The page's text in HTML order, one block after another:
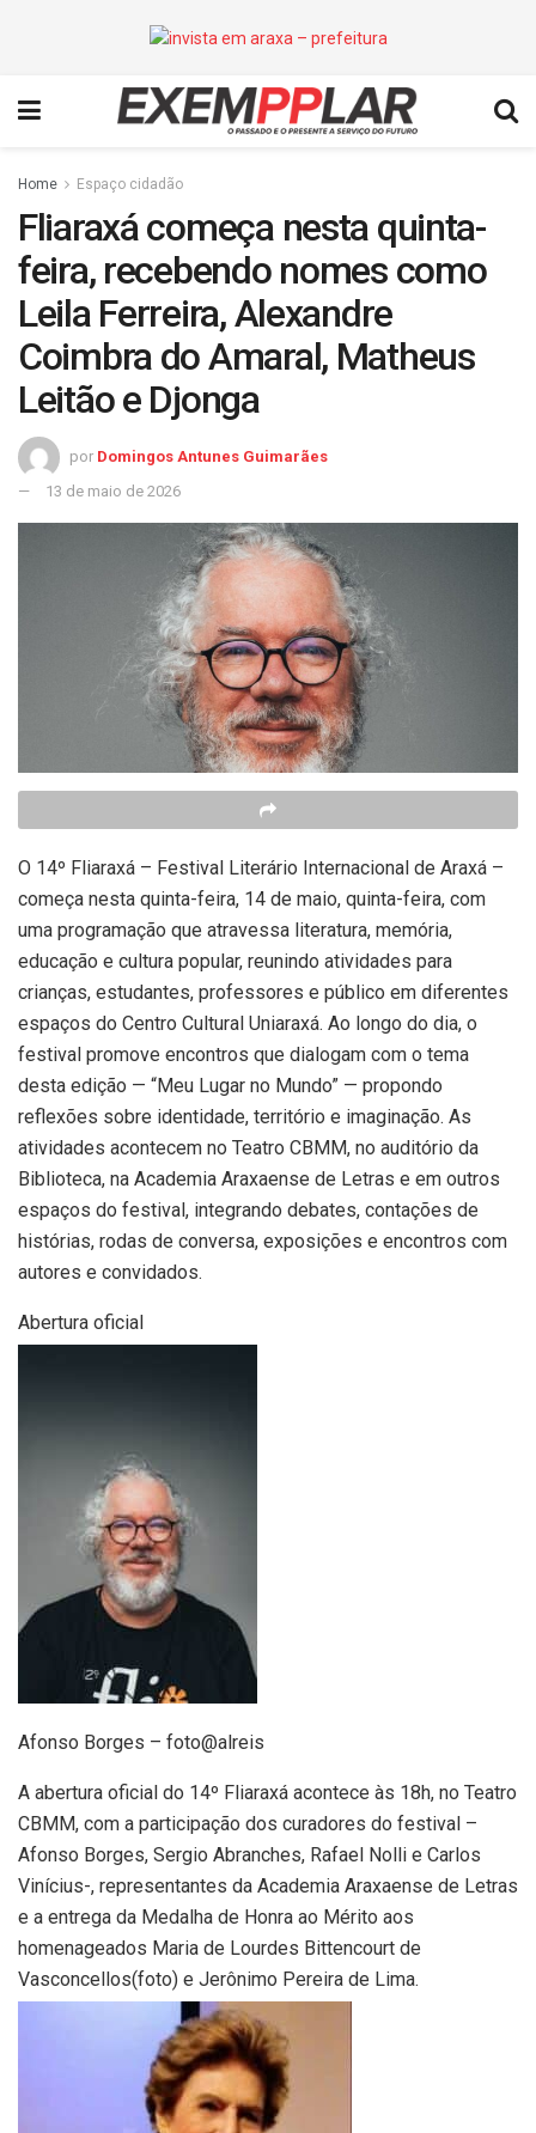
Home Espaço cidadão
Fliaraxá começa nesta quinta-
feira, recebendo nomes como
Leila Ferreira, Alexandre
Coimbra do Amaral, Matheus
Leitão e Djonga
por Domingos Antunes Guimarães
13 de maio de 2026
O 14º Fliaraxá – Festival Literário Internacional de Araxá –
começa nesta quinta-feira, 14 de maio, quinta-feira, com
uma programação que atravessa literatura, memória,
educação e cultura popular, reunindo atividades para
crianças, estudantes, professores e público em diferentes
espaços do Centro Cultural Uniaraxá. Ao longo do dia, o
festival promove encontros que dialogam com o tema
desta edição — “Meu Lugar no Mundo” — propondo
reflexões sobre identidade, território e imaginação. As
atividades acontecem no Teatro CBMM, no auditório da
Biblioteca, na Academia Araxaense de Letras e em outros
espaços do festival, integrando debates, contações de
histórias, rodas de conversa, exposições e encontros com
autores e convidados.
Abertura oficial
Afonso Borges – foto@alreis
A abertura oficial do 14º Fliaraxá acontece às 18h, no Teatro
CBMM, com a participação dos curadores do festival –
Afonso Borges, Sergio Abranches, Rafael Nolli e Carlos
Vinícius-, representantes da Academia Araxaense de Letras
e a entrega da Medalha de Honra ao Mérito aos
homenageados Maria de Lourdes Bittencourt de
Vasconcellos(foto) e Jerônimo Pereira de Lima.